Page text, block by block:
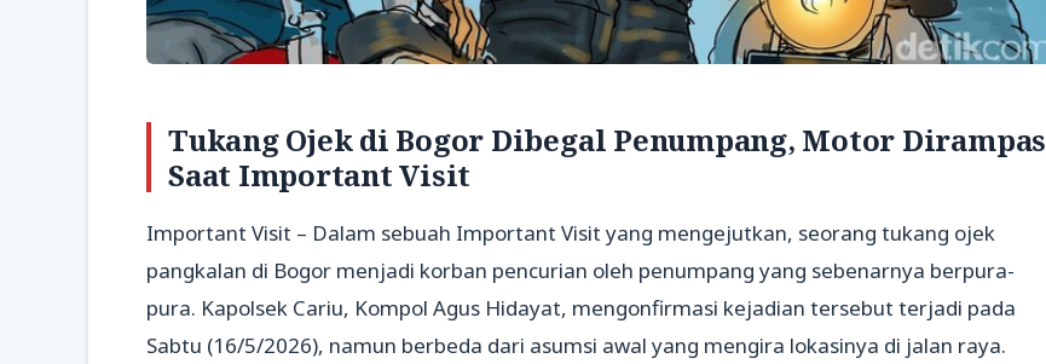
Tukang Ojek di Bogor Dibegal Penumpang, Motor Dirampas
Saat Important Visit
Important Visit – Dalam sebuah Important Visit yang mengejutkan, seorang tukang ojek
pangkalan di Bogor menjadi korban pencurian oleh penumpang yang sebenarnya berpura-
pura. Kapolsek Cariu, Kompol Agus Hidayat, mengonfirmasi kejadian tersebut terjadi pada
Sabtu (16/5/2026), namun berbeda dari asumsi awal yang mengira lokasinya di jalan raya.